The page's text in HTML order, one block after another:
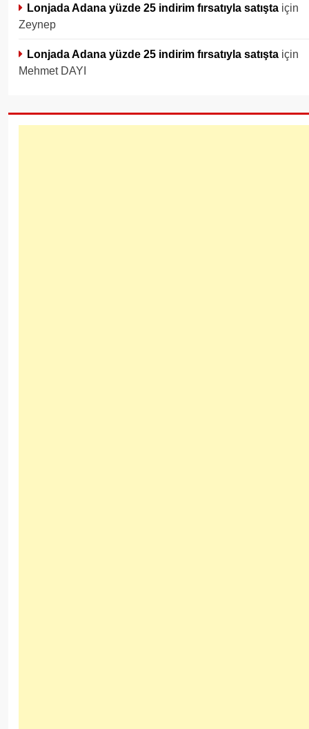
Lonjada Adana yüzde 25 indirim fırsatıyla satışta için
Zeynep
Lonjada Adana yüzde 25 indirim fırsatıyla satışta için
Mehmet DAYI